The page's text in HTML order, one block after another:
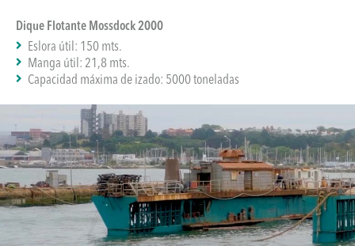
Dique Flotante Mossdock 2000
Eslora útil: 150 mts.
Manga útil: 21,8 mts.
Capacidad máxima de izado: 5000 toneladas